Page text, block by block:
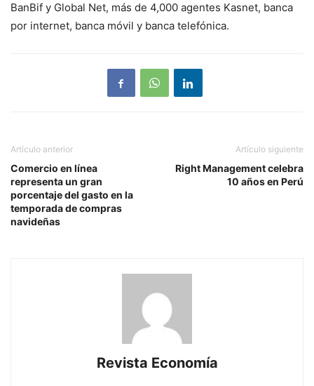
BanBif y Global Net, más de 4,000 agentes Kasnet, banca
por internet, banca móvil y banca telefónica.
Artículo anterior
Comercio en línea
representa un gran
porcentaje del gasto en la
temporada de compras
navideñas
Artículo siguiente
Right Management celebra
10 años en Perú
Revista Economía